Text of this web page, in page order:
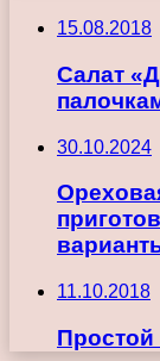
15.08.2018
Салат
30.10.2024
11.10.2018